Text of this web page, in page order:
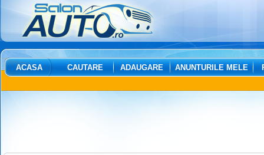
ACASA CAUTARE ADAUGARE ANUNTURILE MELE